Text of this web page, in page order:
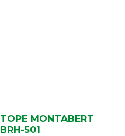
TOPE MONTABERT
BRH-501